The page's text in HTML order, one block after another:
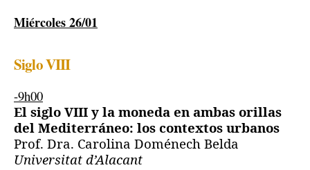
Miércoles 26/01
Siglo VIII
-9h00
El siglo VIII y la moneda en ambas orillas
del Mediterráneo: los contextos urbanos
Prof. Dra. Carolina Doménech Belda
Universitat d’Alacant